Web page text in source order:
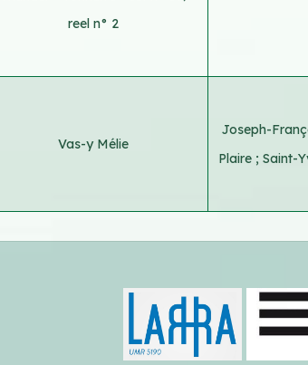
reel n° 2
Vas-y Mélie
Joseph-
Plaire ;Saint-